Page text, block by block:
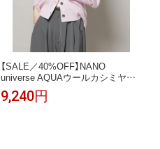
【SALE／40%OFF】NANO
universe AQUAウールカシミヤV
ネックカーディガン ナノユニバー
ス トップス ニット ホワイト グレ
9,240円